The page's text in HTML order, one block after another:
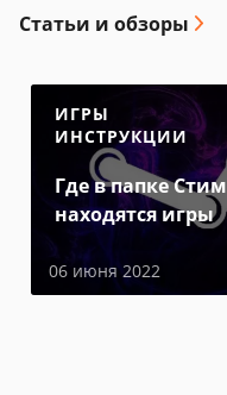
Статьи и обзоры
ИГРЫ
ИНСТРУКЦИИ
Где в папке Стим
находятся игры
06 июня 2022